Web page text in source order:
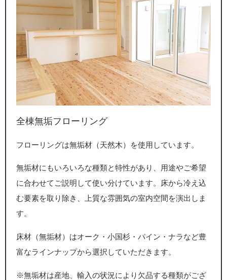
全棟無垢フローリング
フローリングは無垢材（天然木）を使用しています。
無垢材にもいろいろな種類と特性があり、用途やご希望
に合わせてご説明して使い分けています。床から冷え込
む要素を取り除き、上質な雰囲気の室内空間を演出しま
す。
床材（無垢材）はオーク・小国杉・パイン・ナラなど豊
富なラインナップから選択していただきます。
※無垢材は産地、輸入の状況により欠品する種類がござ